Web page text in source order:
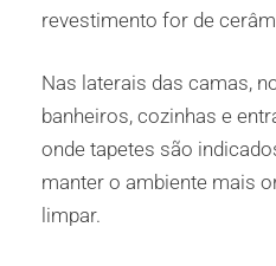
revestimento for de
Nas laterais das camas,
banheiros, cozinhas e
onde tapetes são
manter o ambiente mais
limpar.